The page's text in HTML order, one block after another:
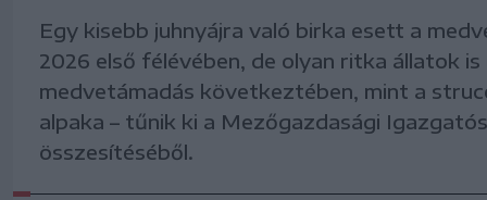
Egy kisebb juhnyájra való birka esett a
2026 első félévében, de olyan ritka állatok
medvetámadás következtében, mint a
alpaka – tűnik ki a Mezőgazdasági
összesítéséből.